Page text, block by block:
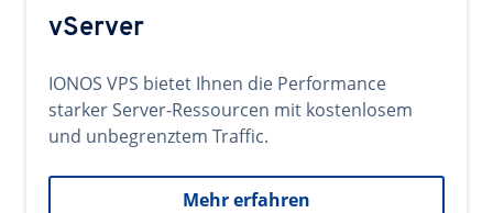
vServer
IONOS VPS bietet Ihnen die Performance
starker Server-Ressourcen mit kostenlosem
und unbegrenztem Traffic.
Mehr erfahren